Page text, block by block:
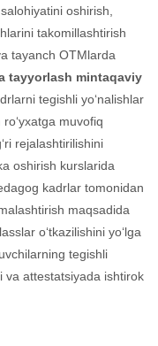
oshirish,
takomillashtirish
tayanch OTMlarda
tayyorlash mintaqaviy
tegishli yo‘nalishlar
muvofiq
rejalashtirilishini
oshirish kurslarida
kadrlar tomonidan
maqsadida
o‘tkazilishini yo‘lga
tegishli
va attestatsiyada ishtirok